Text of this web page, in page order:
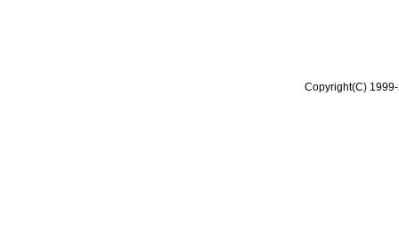
Copyright(C)